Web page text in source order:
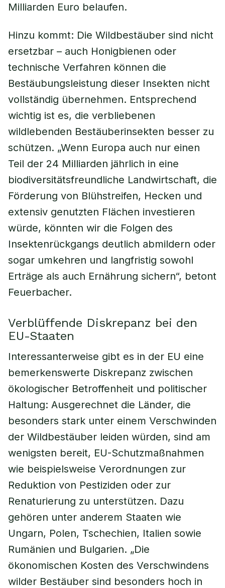
Milliarden Euro belaufen.
Hinzu kommt: Die Wildbestäuber sind nicht
ersetzbar – auch Honigbienen oder
technische Verfahren können die
Bestäubungsleistung dieser Insekten nicht
vollständig übernehmen. Entsprechend
wichtig ist es, die verbliebenen
wildlebenden Bestäuberinsekten besser zu
schützen. „Wenn Europa auch nur einen
Teil der 24 Milliarden jährlich in eine
biodiversitätsfreundliche Landwirtschaft, die
Förderung von Blühstreifen, Hecken und
extensiv genutzten Flächen investieren
würde, könnten wir die Folgen des
Insektenrückgangs deutlich abmildern oder
sogar umkehren und langfristig sowohl
Erträge als auch Ernährung sichern“, betont
Feuerbacher.
Verblüffende Diskrepanz bei den
EU-Staaten
Interessanterweise gibt es in der EU eine
bemerkenswerte Diskrepanz zwischen
ökologischer Betroffenheit und politischer
Haltung: Ausgerechnet die Länder, die
besonders stark unter einem Verschwinden
der Wildbestäuber leiden würden, sind am
wenigsten bereit, EU-Schutzmaßnahmen
wie beispielsweise Verordnungen zur
Reduktion von Pestiziden oder zur
Renaturierung zu unterstützen. Dazu
gehören unter anderem Staaten wie
Ungarn, Polen, Tschechien, Italien sowie
Rumänien und Bulgarien. „Die
ökonomischen Kosten des Verschwindens
wilder Bestäuber sind besonders hoch in